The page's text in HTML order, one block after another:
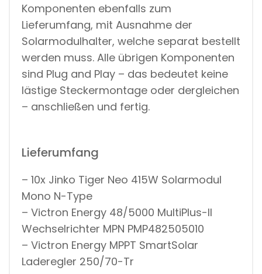
Komponenten ebenfalls zum
Lieferumfang, mit Ausnahme der
Solarmodulhalter, welche separat bestellt
werden muss. Alle übrigen Komponenten
sind Plug and Play – das bedeutet keine
lästige Steckermontage oder dergleichen
– anschließen und fertig.
Lieferumfang
– 10x Jinko Tiger Neo 415W Solarmodul
Mono N-Type
– Victron Energy 48/5000 MultiPlus-II
Wechselrichter MPN PMP482505010
– Victron Energy MPPT SmartSolar
Laderegler 250/70-Tr